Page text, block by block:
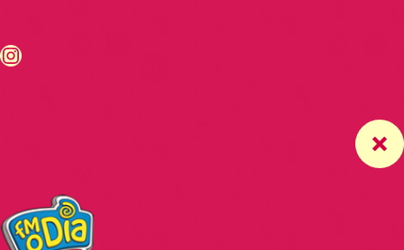
https://www.instagram.com/fmodia.cabofrio/